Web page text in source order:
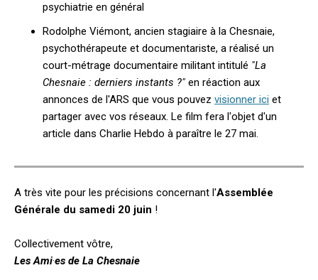
psychiatrie en général
Rodolphe Viémont, ancien stagiaire à la Chesnaie,
psychothérapeute et documentariste, a réalisé un
court-métrage documentaire militant intitulé "La
Chesnaie : derniers instants ?" en réaction aux
annonces de l'ARS que vous pouvez visionner ici et
partager avec vos réseaux. Le film fera l'objet d'un
article dans Charlie Hebdo à paraître le 27 mai.
A très vite pour les précisions concernant l'Assemblée
Générale du samedi 20 juin !
Collectivement vôtre,
Les Ami·es de La Chesnaie